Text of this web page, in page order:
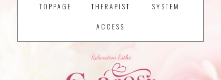
TOPPAGE THERAPIST
SYSTEM
ACCESS